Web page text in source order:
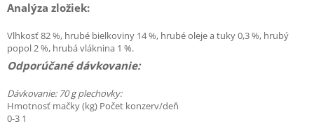
Analýza zložiek:
Vlhkosť 82 %, hrubé bielkoviny 14 %, hrubé oleje a tuky 0,3 %, hrubý
popol 2 %, hrubá vláknina 1 %.
Odporúčané dávkovanie:
Dávkovanie: 70 g plechovky:
Hmotnosť mačky (kg) Počet konzerv/deň
0-3 1